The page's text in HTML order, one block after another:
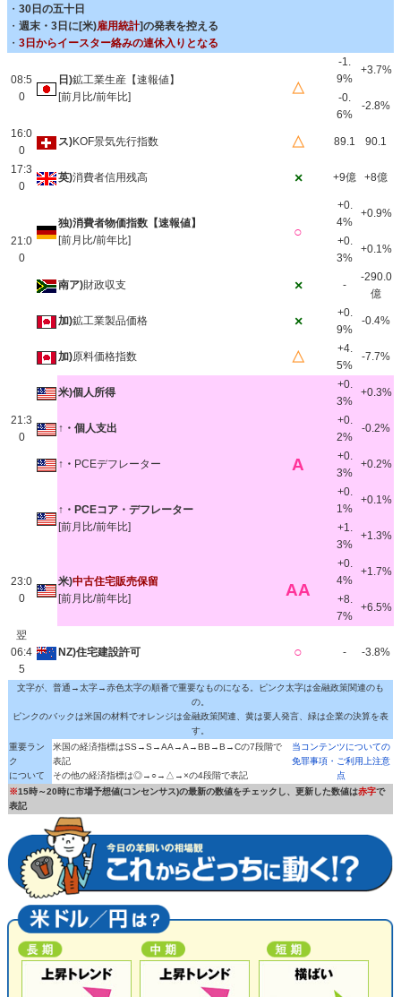
・ 30日の五十日
・ 週末・3日に[米)雇用統計]の発表を控える
・ 3日からイースター絡みの連休入りとなる
08:5
0
日)鉱工業生産【速報値】
[前月比/前年比]
△
-1.
9%
+3.7%
-0.
6%
-2.8%
16:0
0
ス)KOF景気先行指数 △ 89.1 90.1
17:3
0
英)消費者信用残高 × +9億 +8億
21:0
0
独)消費者物価指数【速報値】
[前月比/前年比]
○
+0.
4%
+0.9%
+0.
3%
+0.1%
南ア)財政収支 × -
-290.0
億
21:3
0
加)鉱工業製品価格 ×
+0.
9%
-0.4%
加)原料価格指数 △
+4.
5%
-7.7%
米)個人所得
A
+0.
3%
+0.3%
↑・個人支出
+0.
2%
-0.2%
↑・ PCEデフレーター
+0.
3%
+0.2%
↑・PCEコア・デフレーター
[前月比/前年比]
+0.
1%
+0.1%
+1.
3%
+1.3%
23:0
0
米)中古住宅販売保留
[前月比/前年比]
AA
+0.
4%
+1.7%
+8.
7%
+6.5%
翌
06:4
5
NZ)住宅建設許可 ○ - -3.8%
文字が、普通→太字→赤色太字の順番で重要なものになる。ピンク太字は金融政策関連のも
の。
ピンクのバックは米国の材料でオレンジは金融政策関連、黄は要人発言、緑は企業の決算を表
す。
重要ラン
ク
について
米国の経済指標はSS→S→AA→A→BB→B→Cの7段階で
表記
その他の経済指標は◎→○→△→×の4段階で表記
当コンテンツについての
免罪事項・ご利用上注意
点
※15時～20時に市場予想値(コンセンサス)の最新の数値をチェックし、更新した数値は赤字で
表記